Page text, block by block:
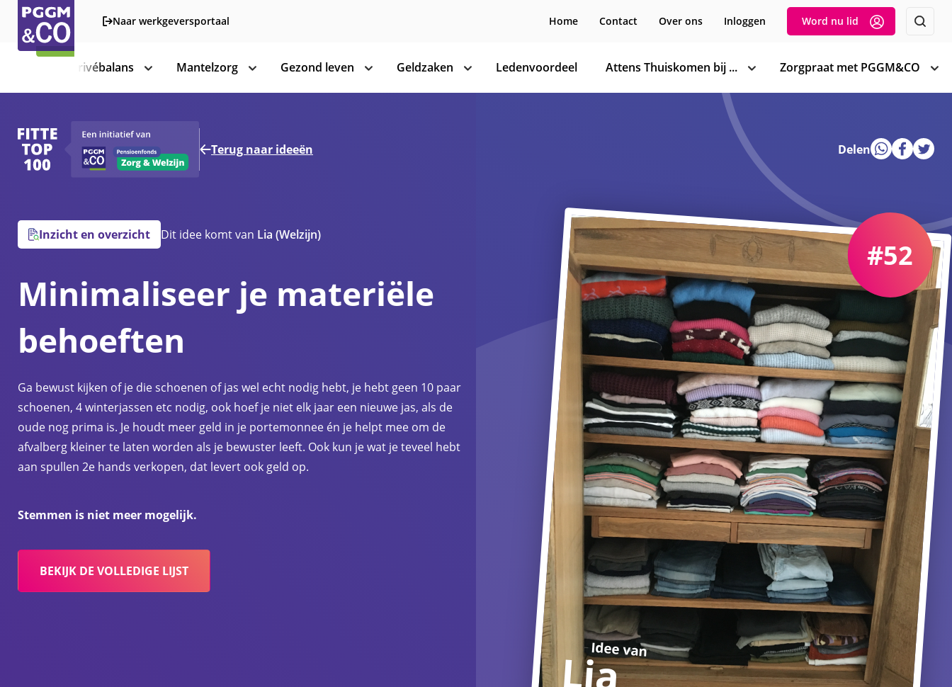
Naar werkgeversportaal Home Contact Over ons Inloggen Word nu lid
Werk-privébalans
toon
Mantelzorg
toon
Gezond leven
toon
Geldzaken
toon
Ledenvoordeel Attens Thuiskomen bij ...
toon
Zorgpraat met PGGM&CO
Terug naar ideeën Delen
Inzicht en overzicht Dit idee komt van Lia (Welzijn)
Minimaliseer je materiële
behoeften
Ga bewust kijken of je die schoenen of jas wel echt nodig hebt, je hebt geen 10 paar
schoenen, 4 winterjassen etc nodig, ook hoef je niet elk jaar een nieuwe jas, als de
oude nog prima is. Je houdt meer geld in je portemonnee én je helpt mee om de
afvalberg kleiner te laten worden als je bewuster leeft. Ook kun je wat je teveel hebt
aan spullen 2e hands verkopen, dat levert ook geld op.
Stemmen is niet meer mogelijk.
BEKIJK DE VOLLEDIGE LIJST
#52
Idee van
Lia